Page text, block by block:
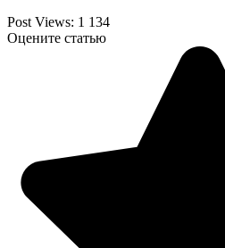
Post Views: 1 134
Оцените статью